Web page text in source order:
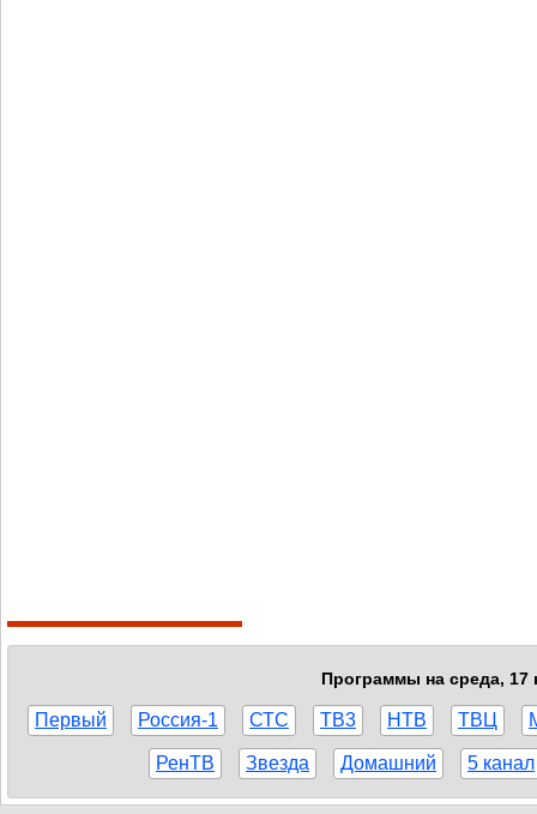
Программы на среда, 17
Первый Россия-1 СТС ТВ3 НТВ ТВЦ
РенТВ Звезда Домашний 5 канал